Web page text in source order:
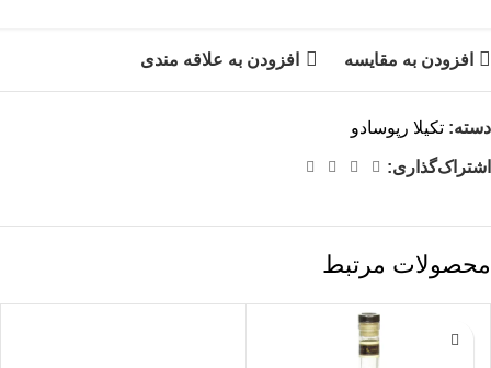
افزودن به مقایسه افزودن به علاقه مندی
دسته: تکیلا رپوسادو
اشتراک‌گذاری:
محصولات مرتبط